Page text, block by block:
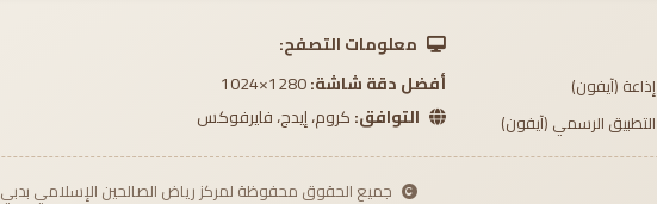
إذاعة (آيفون)
التطبيق الرسمي (آيفون)
معلومات التصفح:
أفضل دقة شاشة:
التوافق:كروم، إيدج، فايرفوكس
جميع الحقوق محفوظة لمركز رياض الصالحين الإسلامي بدبي